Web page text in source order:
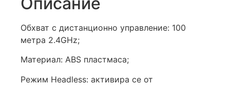
Обхват с дистанционно управление: 100
метра 2.4GHz;
Материал: ABS пластмаса;
Режим Headless: активира се от